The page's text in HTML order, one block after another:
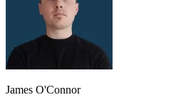
James O'Connor